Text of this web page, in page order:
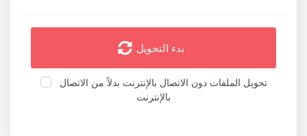
بدء التحويل
تحويل الملفات دون الاتصال بالإنترنت بدلاً من الاتصال
بالإنترنت